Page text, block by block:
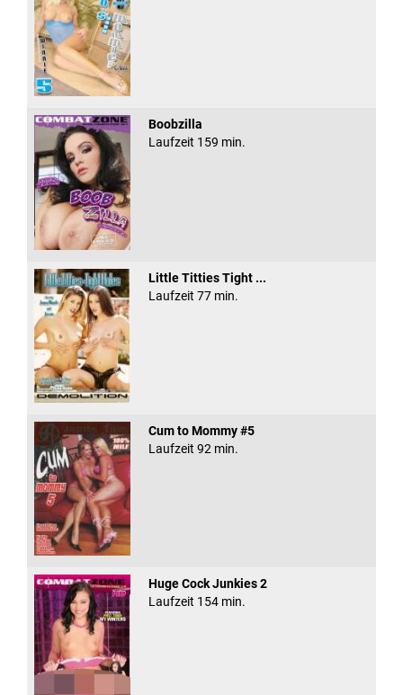
Boobzilla
Laufzeit 159 min.
Little Titties Tight ...
Laufzeit 77 min.
Cum to Mommy #5
Laufzeit 92 min.
Huge Cock Junkies 2
Laufzeit 154 min.